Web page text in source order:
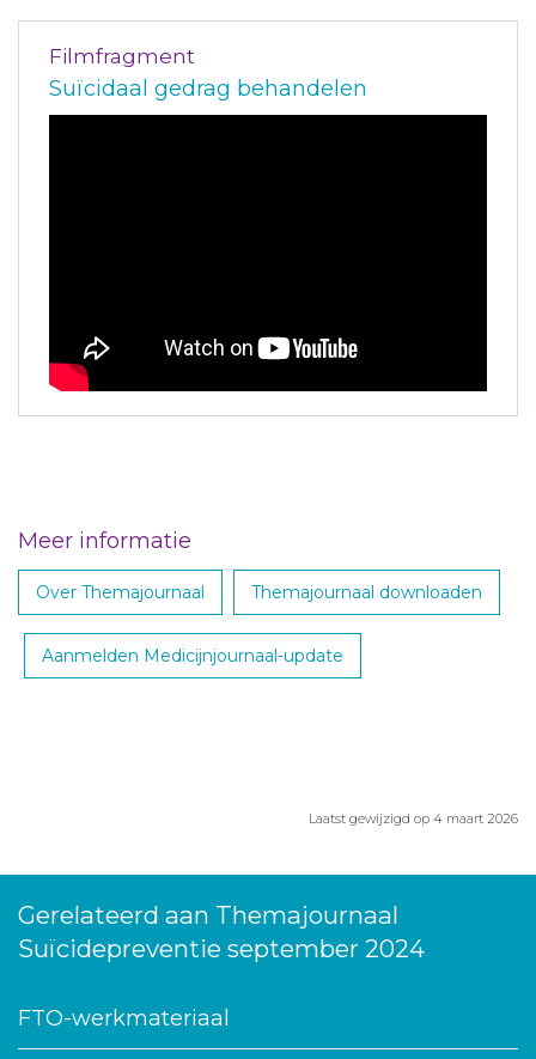
Filmfragment
Suïcidaal gedrag behandelen
Meer informatie
Over Themajournaal Themajournaal downloaden
Aanmelden Medicijnjournaal-update
Laatst gewijzigd op 4 maart 2026
Gerelateerd aan Themajournaal
Suïcidepreventie september 2024
FTO-werkmateriaal